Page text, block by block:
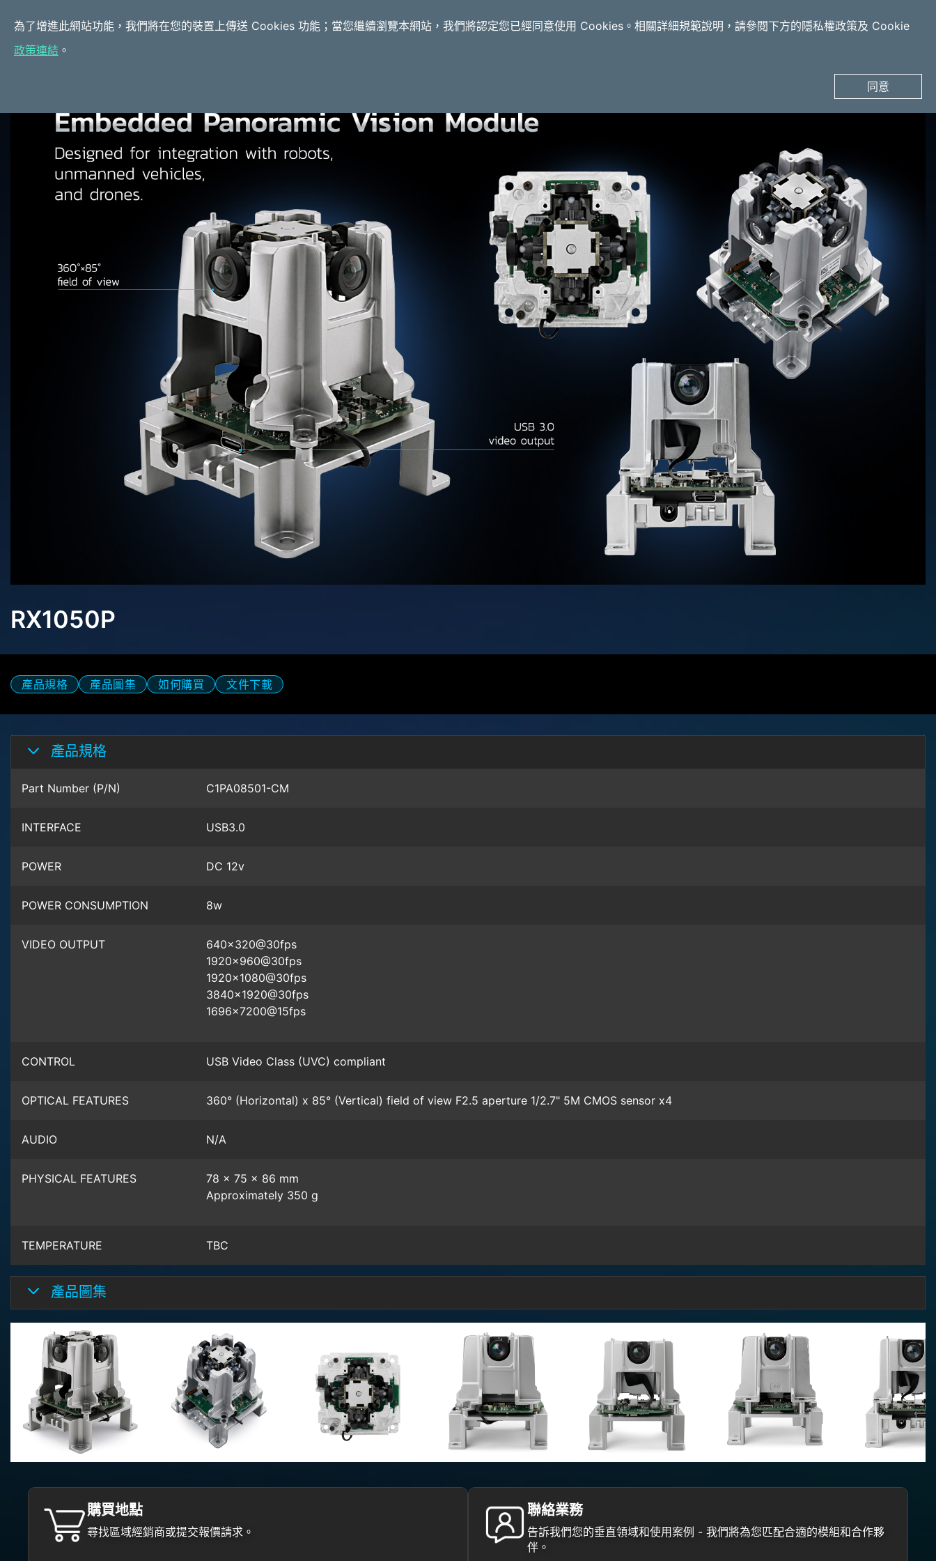
關於酷博樂 產品介紹 應用案例 解決方案 合作夥伴 資源中心 申請產品體驗
為了增進此網站功能，我們將在您的裝置上傳送 Cookies 功能；當您繼續瀏覽本網站，我們將認定您已經同意使用 Cookies。相關詳細規範說明，請參閱下方的隱私權政策及 Cookie
政策連結 。
同意
相機與軟體
RX1050P
產品規格 產品圖集 如何購買 文件下載
產品規格
Part Number (P/N) C1PA08501-CM
INTERFACE USB3.0
POWER DC 12v
POWER CONSUMPTION 8w
VIDEO OUTPUT
640x320@30fps
1920x960@30fps
1920x1080@30fps
3840x1920@30fps
1696x7200@15fps
CONTROL USB Video Class (UVC) compliant
OPTICAL FEATURES 360° (Horizontal) x 85° (Vertical) field of view F2.5 aperture 1/2.7" 5M CMOS sensor x4
AUDIO N/A
PHYSICAL FEATURES
78 x 75 x 86 mm
Approximately 350 g
TEMPERATURE TBC
產品圖集
購買地點
尋找區域經銷商或提交報價請求。
聯絡業務
告訴我們您的垂直領域和使用案例 - 我們將為您匹配合適的模組和合作夥
伴。